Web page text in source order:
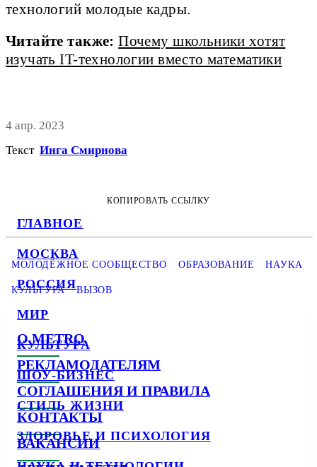
ГЛАВНОЕ
МОСКВА
РОССИЯ
МИР
КУЛЬТУРА
ШОУ-БИЗНЕС
СТИЛЬ ЖИЗНИ
ЗДОРОВЬЕ И ПСИХОЛОГИЯ
технологий молодые кадры.
Читайте также: Почему школьники хотят
изучать IT-технологии вместо математики
4 апр. 2023
Текст Инга Смирнова
КОПИРОВАТЬ ССЫЛКУ
МОЛОДЁЖНОЕ СООБЩЕСТВО ОБРАЗОВАНИЕ НАУКА
КУЛЬТУРА ВЫЗОВ
О METRO
РЕКЛАМОДАТЕЛЯМ
СОГЛАШЕНИЯ И ПРАВИЛА
КОНТАКТЫ
ВАКАНСИИ